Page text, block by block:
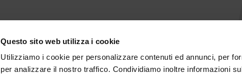
Questo sito web utilizza i cookie
Utilizziamo i cookie per personalizzare contenuti ed annunci, per
per analizzare il nostro traffico. Condividiamo inoltre informazioni